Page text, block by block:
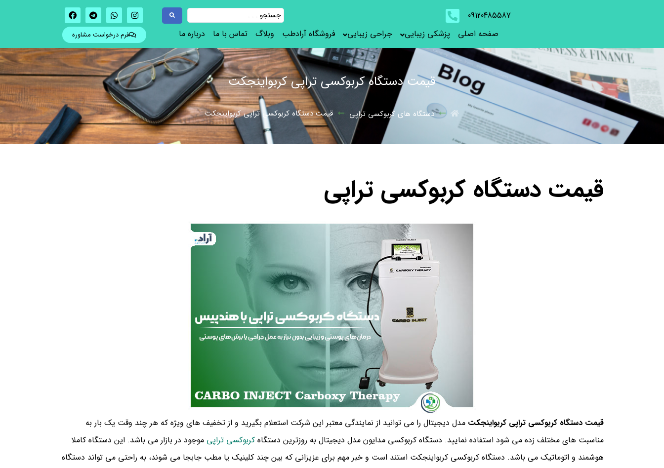
صفحه اصلی
پزشکی زیبایی جراحی زیبایی فروشگاه آرادطب وبلاگ تماس با ما درباره ما فرم درخواست مشاوره
قیمت دستگاه کربوکسی تراپی کربواینجکت
دستگاه های کربوکسی تراپی قیمت دستگاه کربوکسی تراپی کربواینجکت
قیمت دستگاه کربوکسی تراپی
قیمت دستگاه کربوکسی تراپی کربواینجکت مدل دیجیتال را می توانید از نمایندگی معتبر این شرکت استعلام بگیرید و از تخفیف های ویژه که هر چند وقت یک بار به
مناسبت های مختلف زده می شود استفاده نمایید. دستگاه کربوکسی مدایون مدل دیجیتال به روزترین دستگاه کربوکسی تراپی موجود در بازار می باشد. این دستگاه کاملا
هوشمند و اتوماتیک می باشد. دستگاه کربوکسی کربواینجکت استند است و خبر مهم برای عزیزانی که بین چند کلینیک یا مطب جابجا می شوند، به راحتی می تواند دستگاه